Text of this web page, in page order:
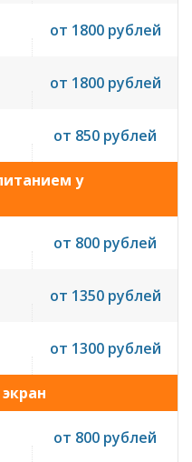
от 1800 рублей
от 1800 рублей
от 850 рублей
у
от 800 рублей
от 1350 рублей
от 1300 рублей
от 800 рублей